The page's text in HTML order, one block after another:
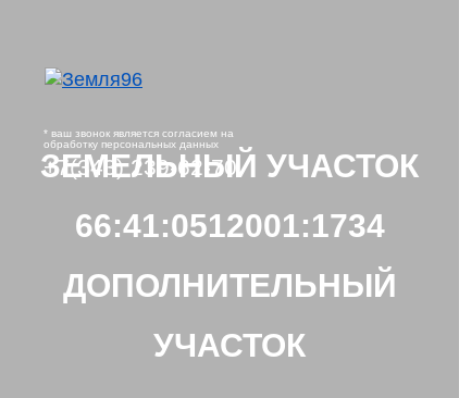
* ваш звонок является согласием на
обработку персональных данных
+7(343) 239-62-70
ЗЕМЕЛЬНЫЙ УЧАСТОК
66:41:0512001:1734
ДОПОЛНИТЕЛЬНЫЙ
УЧАСТОК